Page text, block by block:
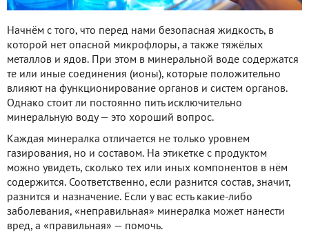
Начнём с того, что перед нами безопасная жидкость, в
которой нет опасной микрофлоры, а также тяжёлых
металлов и ядов. При этом в минеральной воде содержатся
те или иные соединения (ионы), которые положительно
влияют на функционирование органов и систем органов.
Однако стоит ли постоянно пить исключительно
минеральную воду — это хороший вопрос.
Каждая минералка отличается не только уровнем
газирования, но и составом. На этикетке с продуктом
можно увидеть, сколько тех или иных компонентов в нём
содержится. Соответственно, если разнится состав, значит,
разнится и назначение. Если у вас есть какие-либо
заболевания, «неправильная» минералка может нанести
вред, а «правильная» — помочь.